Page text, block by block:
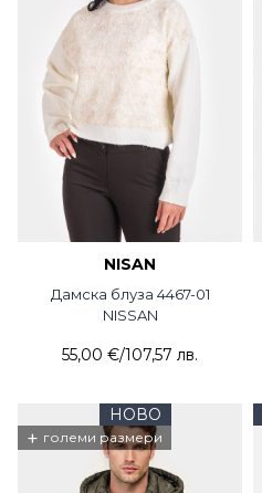
NISAN
Дамска блуза 4467-01
NISSAN
55,00 €/107,57 лв.
НОВО
+ големи размери